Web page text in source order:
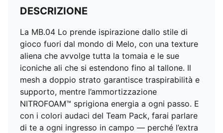
DESCRIZIONE
La MB.04 Lo prende ispirazione dallo stile di
gioco fuori dal mondo di Melo, con una texture
aliena che avvolge tutta la tomaia e le sue
iconiche ali che si estendono fino al tallone. Il
mesh a doppio strato garantisce traspirabilità e
supporto, mentre l’ammortizzazione
NITROFOAM™ sprigiona energia a ogni passo. E
con i colori audaci del Team Pack, farai parlare
di te a ogni ingresso in campo — perché l’extra